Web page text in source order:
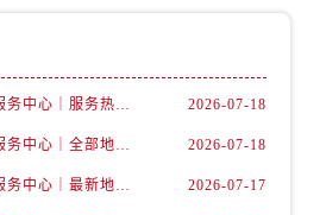
青海省果洛藏族自治州玛沁县团结路售后服务中心（需提前预约）
欧米茄中国官方售后服务中心｜服务热线及详细地址权威信息公告（2026年7月最新） 2026-07-18
欧米茄中国官方售后服务中心｜全部地址与售后电话权威信息声明（2026年7月最新） 2026-07-18
欧米茄中国官方售后服务中心｜最新地址及官方服务热线权威信息公告（2026年7月最新） 2026-07-17